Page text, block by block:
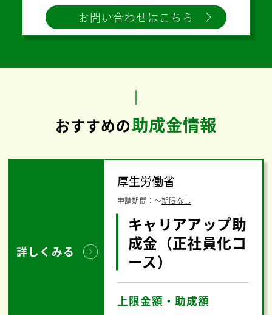
お問い合わせはこちら
おすすめの助成金情報
詳しくみる
厚生労働省
申請期間：〜期限なし
キャリアアップ助
成金（正社員化コ
ース）
上限金額・助成額